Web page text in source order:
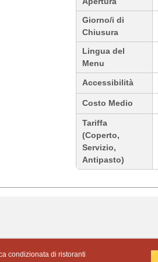
Giorno/i di
Chiusura
Lingua del
Menu
Accessibilità
Costo Medio
Tariffa
(Coperto,
Servizio,
Antipasto)
condizionata di ristoranti